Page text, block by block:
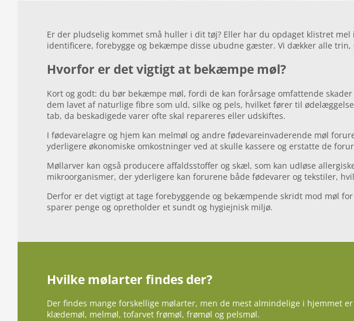
Er der pludselig kommet små huller i dit tøj? Eller har du opdaget klistret
identificere, forebygge og bekæmpe disse ubudne gæster. Vi dækker alle
Hvorfor er det vigtigt at bekæmpe møl?
Kort og godt: du bør bekæmpe møl, fordi de kan forårsage omfattende
dem lavet af naturlige fibre som uld, silke og pels, hvilket fører til
tab, da beskadigede varer ofte skal repareres eller udskiftes.
I fødevarelagre og hjem kan melmøl og andre fødevareinvaderende møl
yderligere økonomiske omkostninger ved at skulle kassere og erstatte de
Møllarver kan også producere affaldsstoffer og skæl, som kan udløse
mikroorganismer, der yderligere kan forurene både fødevarer og tekstiler,
Derfor er det vigtigt at tage forebyggende og bekæmpende skridt mod møl
sparer penge og opretholder et sundt og hygiejnisk miljø.
Hvilke mølarter findes der?
Der findes mange forskellige mølarter, men de mest almindelige i hjemmet er
klædemøl, melmøl, tofarvet frømøl, frømøl og pelsmøl.